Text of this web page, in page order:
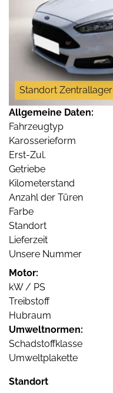
Standort Zentrallager
Allgemeine Daten:
Fahrzeugtyp
Karosserieform
Erst-Zul.
Getriebe
Kilometerstand
Anzahl der Türen
Farbe
Standort
Lieferzeit
Unsere Nummer
Motor:
kW / PS
Treibstoff
Hubraum
Umweltnormen:
Schadstoffklasse
Umweltplakette
Standort